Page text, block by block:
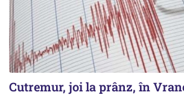
Cutremur, joi la prânz, în